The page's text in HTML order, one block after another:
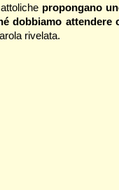
propongano
dobbiamo attendere
rivelata.